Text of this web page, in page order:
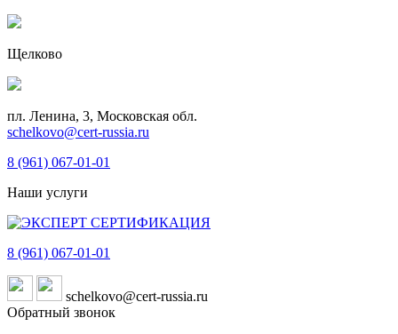
Щелково
пл. Ленина, 3, Московская обл.
schelkovo@cert-russia.ru
8 (961) 067-01-01
Наши услуги
8 (961) 067-01-01
schelkovo@cert-russia.ru
Обратный звонок